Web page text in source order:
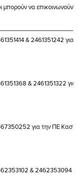
μπορούν να επικοινωνούν
& 2461351242 για
& 2461351322 για
για την ΠΕ
& 2462353094